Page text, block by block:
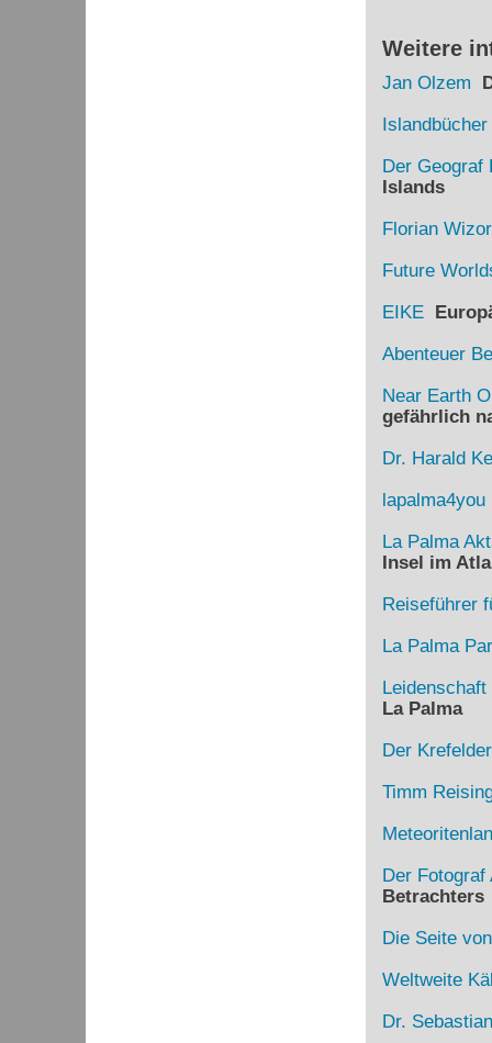
Weitere
Jan Olzem
Islandbücher
Der Geograf
Islands
Florian
Future
EIKE
Abenteuer
Near Earth
gefährlich
Dr. Harald
lapalma4you
La Palma
Insel im
Reiseführer
La Palma
La Palma
Der
Timm
Der Fotograf
Betrachters
Die Seite
Weltweite
Dr.